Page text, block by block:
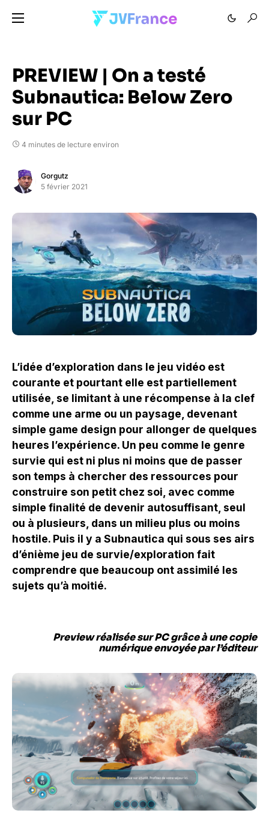
PREVIEW | On a testé
Subnautica: Below Zero
sur PC
4 minutes de lecture environ
Gorgutz
5 février 2021
L’idée d’exploration dans le jeu vidéo est
courante et pourtant elle est partiellement
utilisée, se limitant à une récompense à la clef
comme une arme ou un paysage, devenant
simple game design pour allonger de quelques
heures l’expérience. Un peu comme le genre
survie qui est ni plus ni moins que de passer
son temps à chercher des ressources pour
construire son petit chez soi, avec comme
simple finalité de devenir autosuffisant, seul
ou à plusieurs, dans un milieu plus ou moins
hostile. Puis il y a Subnautica qui sous ses airs
d’énième jeu de survie/exploration fait
comprendre que beaucoup ont assimilé les
sujets qu’à moitié.
Preview réalisée sur PC grâce à une copie
numérique envoyée par l’éditeur